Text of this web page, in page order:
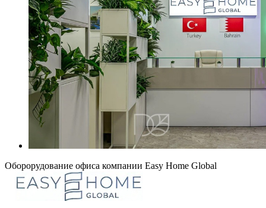
Оборорудование офиса компании Easy Home Global